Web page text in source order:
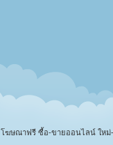
โฆษณาฟรี ซื้อ-ขายออนไลน์ ใหม่-